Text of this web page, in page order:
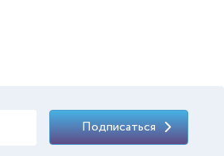
Подписаться